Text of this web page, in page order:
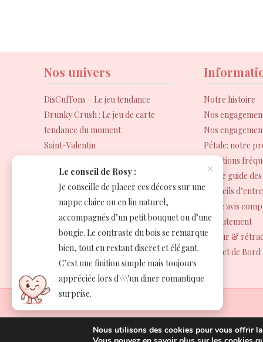
Nos univers
DisCulTons – Le jeu tendance
Drunky Crush : Le jeu de carte
tendance du moment
Saint-Valentin
Notre histoire
Nos
Nos
Pétale: notre
Questions
Notre guide
Conseils
Votre avis
Recrutement
Retour &
Carnet de Bord
RoseandFly, Copyright© 2024-2026
Le conseil de Rosy :
Je conseille de placer ces décors sur une
nappe claire ou en lin naturel,
accompagnés d’un petit bouquet ou d’une
bougie. Le contraste du bois se remarque
bien, tout en restant discret et élégant.
C’est une finition simple mais toujours
appréciée lors d\\\'un diner romantique
surprise.
×
Nous utilisons des cookies pour vous offrir